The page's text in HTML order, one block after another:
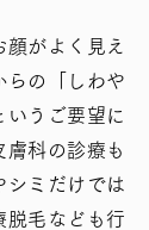
顔がよく見え
らの「しわや
いうご要望に
膚科の診療も
シミだけでは
脱毛なども行